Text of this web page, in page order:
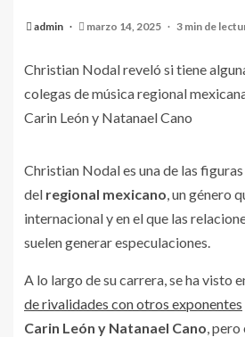
admin marzo 14, 2025 3 min de
Christian Nodal reveló si tiene
colegas de música regional
Carin León y Natanael Cano
Christian Nodal es una de las
del regional mexicano, un género
internacional y en el que las
suelen generar especulaciones.
A lo largo de su carrera, se ha visto
de rivalidades con otros exponentes
Carin León y Natanael Cano, pero